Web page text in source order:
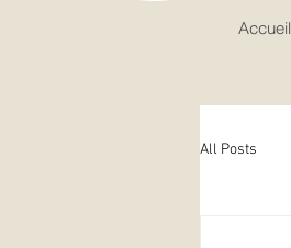
Accueil
All Posts